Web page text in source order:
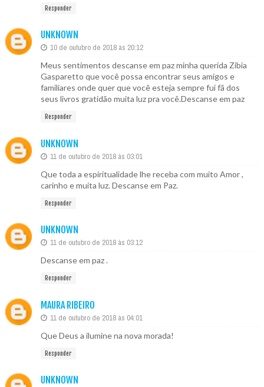
Responder
UNKNOWN
10 de outubro de 2018 às 20:12
Meus sentimentos descanse em paz minha querida Zibia
Gasparetto que você possa encontrar seus amigos e
familiares onde quer que você esteja sempre fui fã dos
seus livros gratidão muita luz pra você.Descanse em paz
Responder
UNKNOWN
11 de outubro de 2018 às 03:01
Que toda a espiritualidade lhe receba com muito Amor ,
carinho e muita luz. Descanse em Paz.
Responder
UNKNOWN
11 de outubro de 2018 às 03:12
Descanse em paz .
Responder
MAURA RIBEIRO
11 de outubro de 2018 às 04:01
Que Deus a ilumine na nova morada!
Responder
UNKNOWN